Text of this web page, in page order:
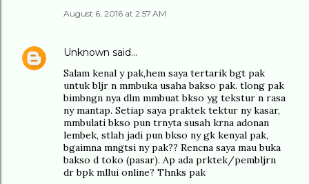
August 6, 2016 at 2:57 AM
Unknown said…
Salam kenal y pak,hem saya tertarik bgt pak
untuk bljr n mmbuka usaha bakso pak. tlong pak
bimbngn nya dlm mmbuat bkso yg tekstur n rasa
ny mantap. Setiap saya praktek tektur ny kasar,
mmbulati bkso pun trnyta susah krna adonan
lembek, stlah jadi pun bkso ny gk kenyal pak,
bgaimna mngtsi ny pak?? Rencna saya mau buka
bakso d toko (pasar). Ap ada prktek/pembljrn
dr bpk mllui online? Thnks pak